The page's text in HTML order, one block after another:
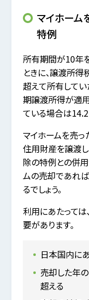
マイホーム
特例
所有期間が10年
ときに、譲渡所
超えて所有して
期譲渡所得が適
ている場合は
マイホームを売っ
住用財産を譲渡
除の特例との併用
ムの売却であれば
るでしょう。
利用にあたって
要があります。
日本国内に
売却した年
超える